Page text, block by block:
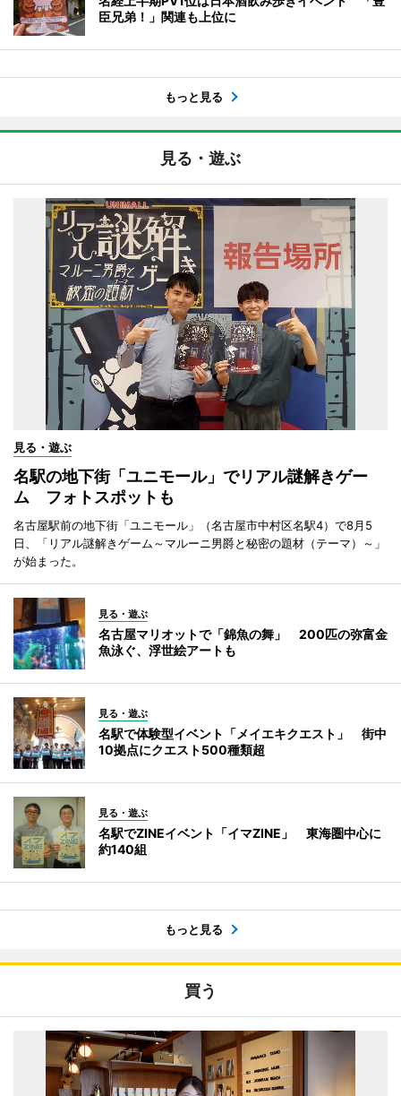
臣兄弟！」関連も上位に
もっと見る
見る・遊ぶ
見る・遊ぶ
名駅の地下街「ユニモール」でリアル謎解きゲー
ム フォトスポットも
名古屋駅前の地下街「ユニモール」（名古屋市中村区名駅4）で8月5
日、「リアル謎解きゲーム～マルーニ男爵と秘密の題材（テーマ）～」
が始まった。
見る・遊ぶ
名古屋マリオットで「錦魚の舞」 200匹の弥富金
魚泳ぐ、浮世絵アートも
見る・遊ぶ
名駅で体験型イベント「メイエキクエスト」 街中
10拠点にクエスト500種類超
見る・遊ぶ
名駅でZINEイベント「イマZINE」 東海圏中心に
約140組
もっと見る
買う